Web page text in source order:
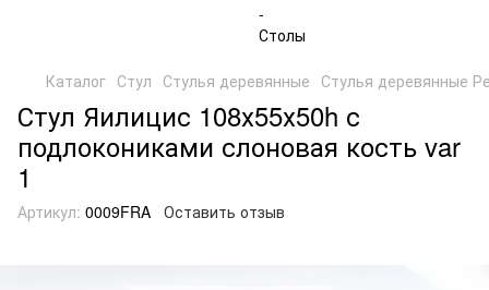
Каталог Стул Стулья деревянные Стулья деревянные
Стул Яилицис 108х55х50h с
подлокониками слоновая кость var
1
Артикул: 0009FRA Оставить отзыв